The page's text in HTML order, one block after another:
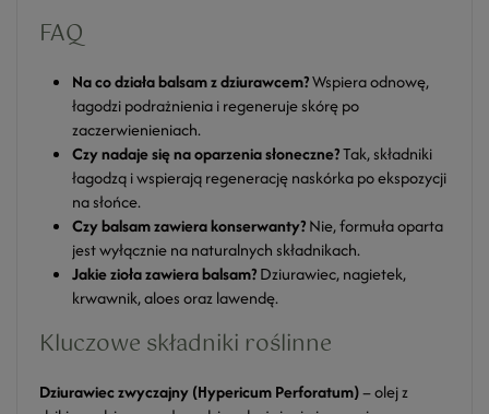
FAQ
Na co działa balsam z dziurawcem?Wspiera odnowę,
łagodzi podrażnienia i regeneruje skórę po
zaczerwienieniach.
Czy nadaje się na oparzenia słoneczne?Tak, składniki
łagodzą i wspierają regenerację naskórka po ekspozycji
na słońce.
Czy balsam zawiera konserwanty?Nie, formuła oparta
jest wyłącznie na naturalnych składnikach.
Jakie zioła zawiera balsam?Dziurawiec, nagietek,
krwawnik, aloes oraz lawendę.
Kluczowe składniki roślinne
Dziurawiec zwyczajny (Hypericum Perforatum)– olej z